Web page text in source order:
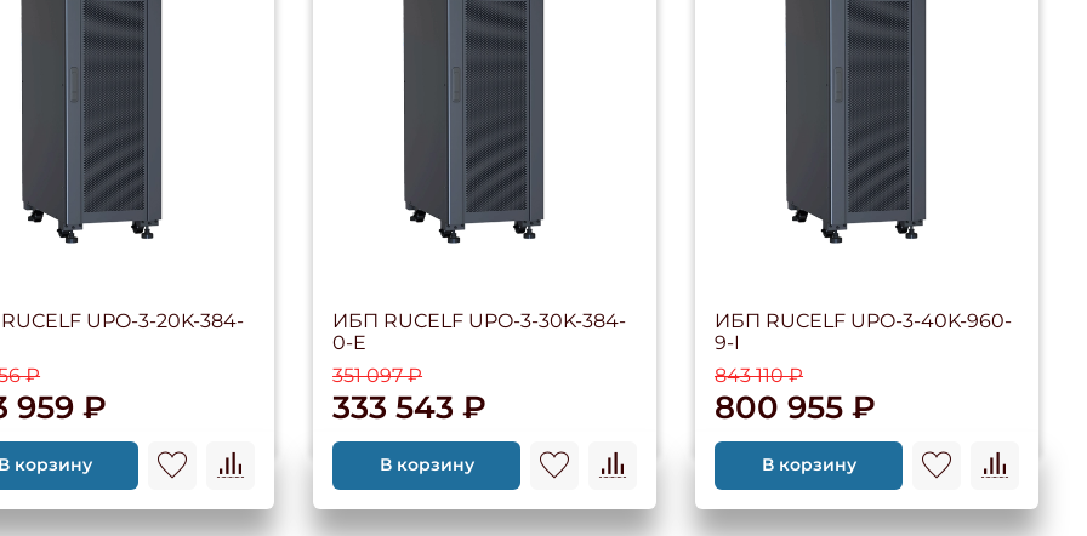
UPO-3-20K-384-
₽
959 ₽
корзину
ИБП RUCELF UPO-3-30K-384-
0-E
351 097 ₽
333 543 ₽
В корзину
ИБП RUCELF UPO-3-40K-960-
9-I
843 110 ₽
800 955 ₽
В корзину